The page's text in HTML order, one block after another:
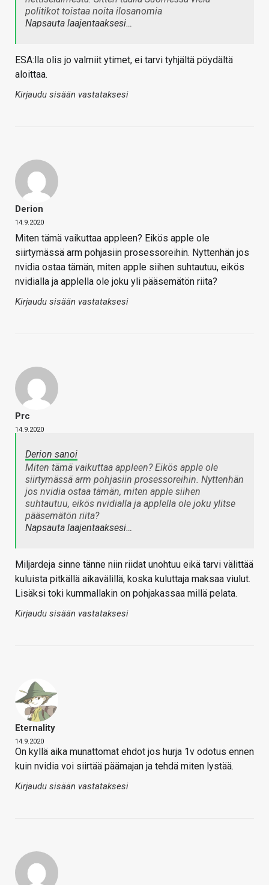
politikot toistaa noita ilosanomia
Napsauta laajentaaksesi…
ESA:lla olis jo valmiit ytimet, ei tarvi tyhjältä pöydältä
aloittaa.
Kirjaudu sisään vastataksesi
Derion
14.9.2020
Miten tämä vaikuttaa appleen? Eikös apple ole
siirtymässä arm pohjasiin prosessoreihin. Nyttenhän jos
nvidia ostaa tämän, miten apple siihen suhtautuu, eikös
nvidialla ja applella ole joku yli pääsemätön riita?
Kirjaudu sisään vastataksesi
Prc
14.9.2020
Derion sanoi
Miten tämä vaikuttaa appleen? Eikös apple ole
siirtymässä arm pohjasiin prosessoreihin. Nyttenhän
jos nvidia ostaa tämän, miten apple siihen
suhtautuu, eikös nvidialla ja applella ole joku ylitse
pääsemätön riita?
Napsauta laajentaaksesi…
Miljardeja sinne tänne niin riidat unohtuu eikä tarvi välittää
kuluista pitkällä aikavälillä, koska kuluttaja maksaa viulut.
Lisäksi toki kummallakin on pohjakassaa millä pelata.
Kirjaudu sisään vastataksesi
Eternality
14.9.2020
On kyllä aika munattomat ehdot jos hurja 1v odotus ennen
kuin nvidia voi siirtää päämajan ja tehdä miten lystää.
Kirjaudu sisään vastataksesi